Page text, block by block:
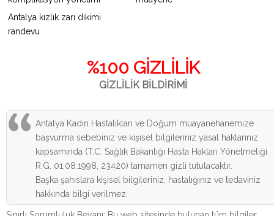
Antalya kızlık zarı dikimi
randevu
%100 GİZLİLİK
GİZLİLİK BİLDİRİMİ
Antalya Kadın Hastalıkları ve Doğum muayanehanemize
başvurma sebebiniz ve kişisel bilgileriniz yasal haklarınız
kapsamında (T.C. Sağlık Bakanlığı Hasta Hakları Yönetmeliği
R.G. 01.08.1998, 23420) tamamen gizli tutulacaktır.
Başka şahıslara kişisel bilgileriniz, hastalığınız ve tedaviniz
hakkında bilgi verilmez.